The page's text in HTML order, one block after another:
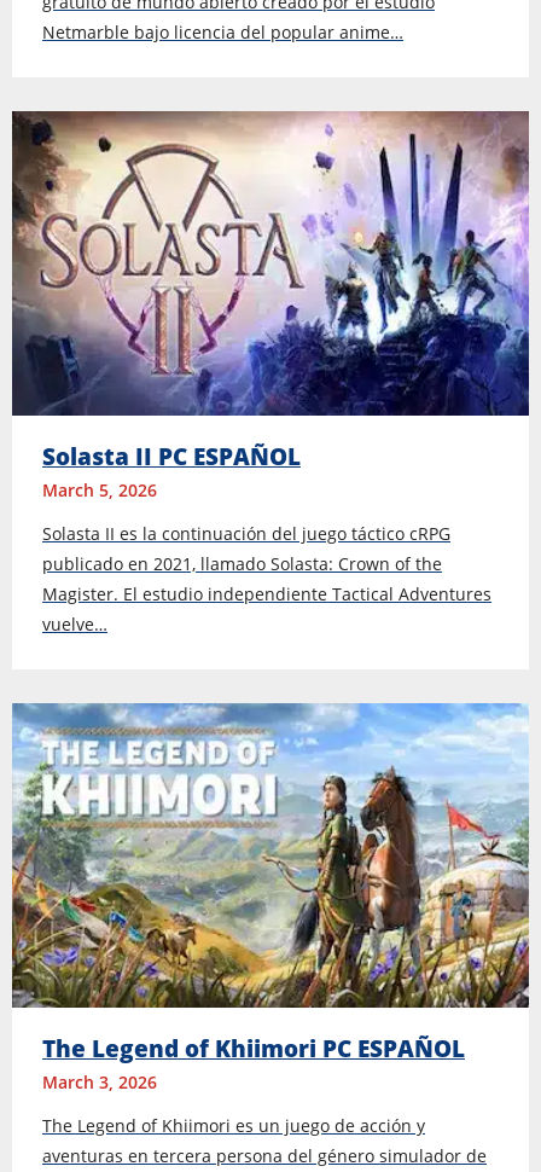
Netmarble bajo licencia del popular anime…
Solasta II PC ESPAÑOL
March 5, 2026
Solasta II es la continuación del juego táctico cRPG
publicado en 2021, llamado Solasta: Crown of the
Magister. El estudio independiente Tactical Adventures
vuelve…
The Legend of Khiimori PC ESPAÑOL
March 3, 2026
The Legend of Khiimori es un juego de acción y
aventuras en tercera persona del género simulador de